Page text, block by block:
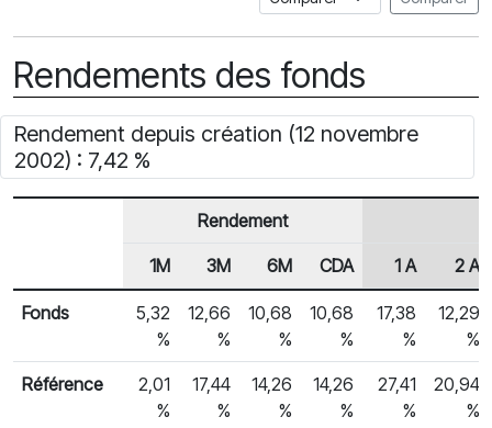
Rendements des fonds
Rendement depuis création (12 novembre
2002) : 7,42 %
Rendements des fonds
En-tête de ligne
Rendement
1M 3M 6M CDA 1 A 2 A
Fonds
5,32
%
12,66
%
10,68
%
10,68
%
17,38
%
12,29
%
Référence
2,01
%
17,44
%
14,26
%
14,26
%
27,41
%
20,94
%